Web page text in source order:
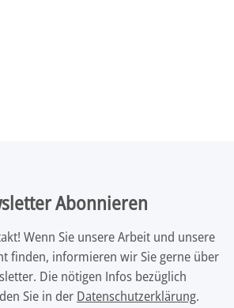
Abonnieren
Wenn Sie unsere Arbeit und unsere
finden, informieren wir Sie gerne über
Die nötigen Infos bezüglich
Sie in der Datenschutzerklärung.